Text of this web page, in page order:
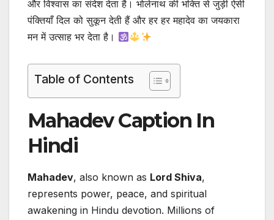
और विश्वास का संदेश देता है। भोलेनाथ की भक्ति से जुड़ी ऐसी
पंक्तियाँ दिल को सुकून देती हैं और हर हर महादेव का जयकारा
मन में उत्साह भर देता है।
Table of Contents
Mahadev Caption In
Hindi
Mahadev, also known as Lord Shiva,
represents power, peace, and spiritual
awakening in Hindu devotion. Millions of